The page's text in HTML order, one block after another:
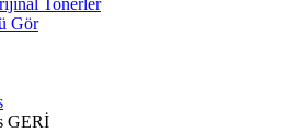
Tonerler
Gör
GERİ